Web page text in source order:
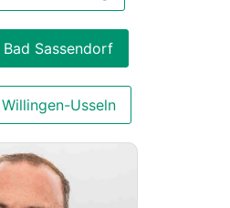
Sassendorf
Usseln